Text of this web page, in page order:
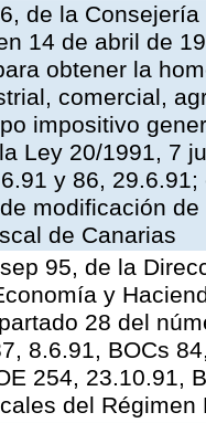
de la
14 de abril de
obtener la
comercial,
impositivo
Ley 20/1991, 7
y 86,
modificación
de Canarias
95, de la
y
28 del
8.6.91, BOCs
254, 23.10.91,
del